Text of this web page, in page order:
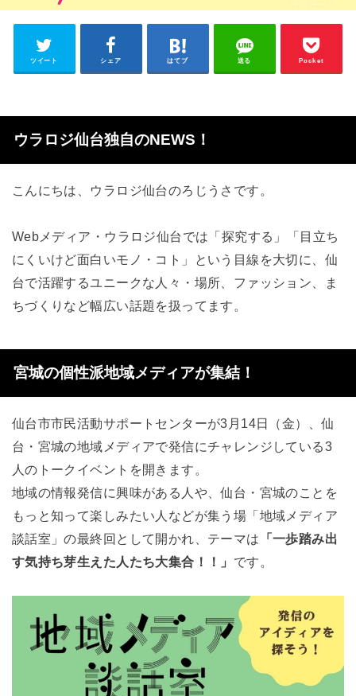
ツイート シェア はてブ 送る Pocket
ウラロジ仙台独自のNEWS！
こんにちは、ウラロジ仙台のろじうさです。
Webメディア・ウラロジ仙台では「探究する」「目立ち
にくいけど面白いモノ・コト」という目線を大切に、仙
台で活躍するユニークな人々・場所、ファッション、ま
ちづくりなど幅広い話題を扱ってます。
宮城の個性派地域メディアが集結！
仙台市市民活動サポートセンターが3月14日（金）、仙
台・宮城の地域メディアで発信にチャレンジしている3
人のトークイベントを開きます。
地域の情報発信に興味がある人や、仙台・宮城のことを
もっと知って楽しみたい人などが集う場「地域メディア
談話室」の最終回として開かれ、テーマは 「一歩踏み出
す気持ち芽生えた人たち大集合！！」 です。